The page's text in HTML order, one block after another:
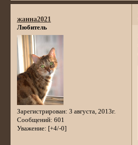
жанна2021
Любитель
Зарегистрирован: 3 августа, 2013г.
Сообщений: 601
Уважение: [+4/-0]